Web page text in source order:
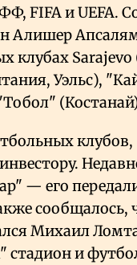
FIFA и UEFA.
Алишер
клубах
Уэльс),
клубов,
— его
сообщалось,
Михаил
стадион и